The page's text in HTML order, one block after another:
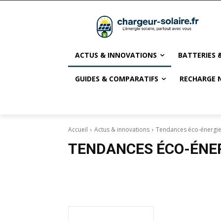
ACTUS & INNOVATIONS BATTERIES
GUIDES & COMPARATIFS RECHARGE
Accueil Actus & innovations Tendances éco-énergie
TENDANCES ÉCO-